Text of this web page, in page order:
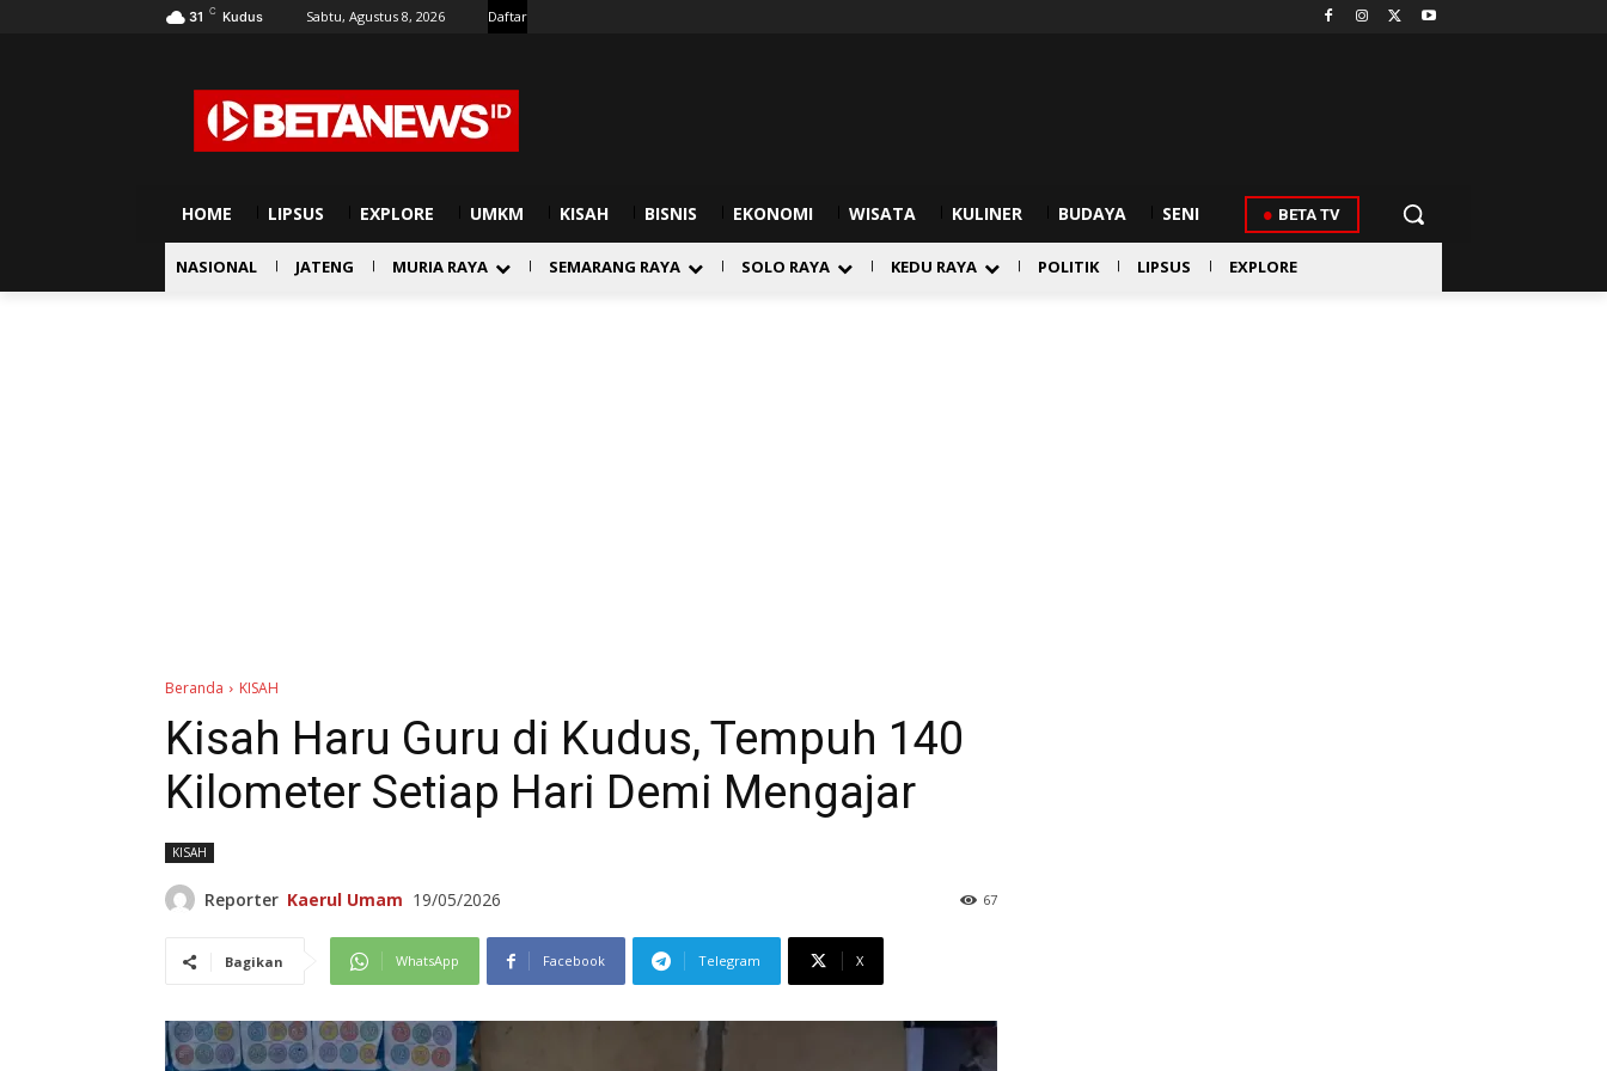
31 C Kudus Sabtu, Agustus 8, 2026 Daftar
HOME LIPSUS EXPLORE UMKM KISAH BISNIS EKONOMI WISATA KULINER BUDAYA SENI BETA TV
NASIONAL JATENG MURIA RAYA SEMARANG RAYA SOLO RAYA KEDU RAYA POLITIK LIPSUS EXPLORE
Beranda KISAH
Kisah Haru Guru di Kudus, Tempuh 140
Kilometer Setiap Hari Demi Mengajar
KISAH
Reporter Kaerul Umam 19/05/2026 67
Bagikan WhatsApp Facebook Telegram X